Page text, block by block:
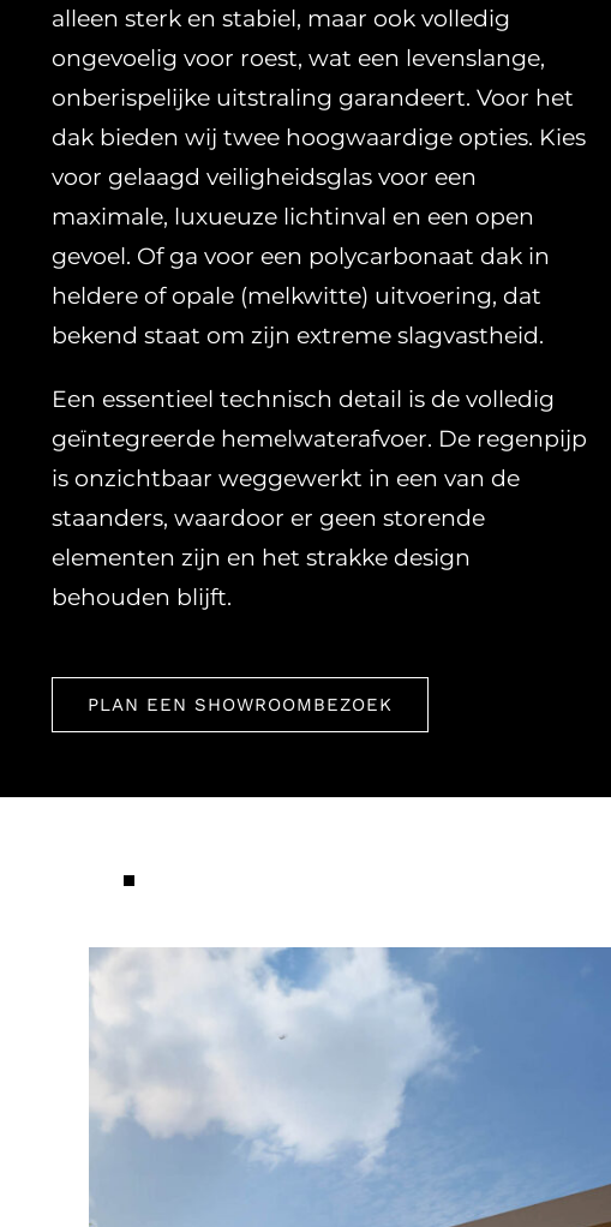
alleen sterk en stabiel, maar ook volledig
ongevoelig voor roest, wat een levenslange,
onberispelijke uitstraling garandeert. Voor het
dak bieden wij twee hoogwaardige opties. Kies
voor gelaagd veiligheidsglas voor een
maximale, luxueuze lichtinval en een open
gevoel. Of ga voor een polycarbonaat dak in
heldere of opale (melkwitte) uitvoering, dat
bekend staat om zijn extreme slagvastheid.
Een essentieel technisch detail is de volledig
geïntegreerde hemelwaterafvoer. De regenpijp
is onzichtbaar weggewerkt in een van de
staanders, waardoor er geen storende
elementen zijn en het strakke design
behouden blijft.
PLAN EEN SHOWROOMBEZOEK